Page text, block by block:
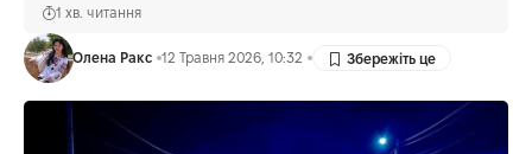
Олена Ракс 12 Травня 2026, 10:32
1 хв. читання